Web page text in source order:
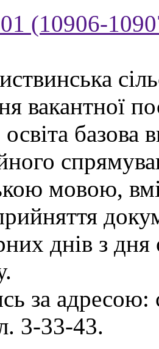
(10906-
вакантної
базова
мовою,
днів з
за
3-33-43.